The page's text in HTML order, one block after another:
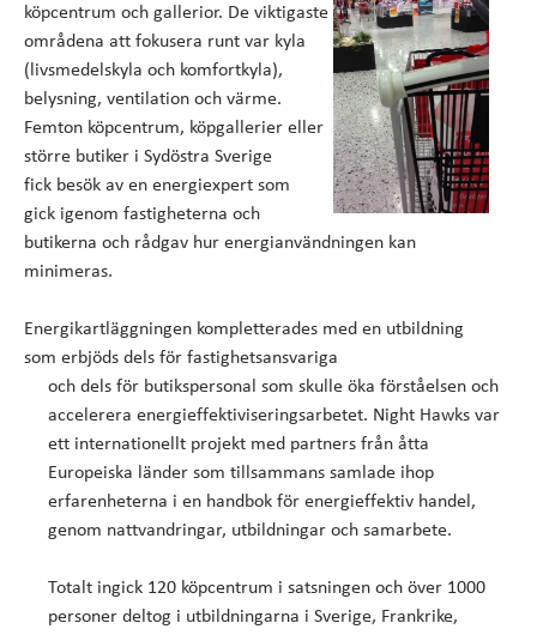
köpcentrum och gallerior. De viktigaste
områdena att fokusera runt var kyla
(livsmedelskyla och komfortkyla),
belysning, ventilation och värme.
Femton köpcentrum, köpgallerier eller
större butiker i Sydöstra Sverige
fick besök av en energiexpert som
gick igenom fastigheterna och
butikerna och rådgav hur energianvändningen kan
minimeras.
Energikartläggningen kompletterades med en utbildning
som erbjöds dels för fastighetsansvariga
och dels för butikspersonal som skulle öka förståelsen och
accelerera energieffektiviseringsarbetet. Night Hawks var
ett internationellt projekt med partners från åtta
Europeiska länder som tillsammans samlade ihop
erfarenheterna i en handbok för energieffektiv handel,
genom nattvandringar, utbildningar och samarbete.
Totalt ingick 120 köpcentrum i satsningen och över 1000
personer deltog i utbildningarna i Sverige, Frankrike,